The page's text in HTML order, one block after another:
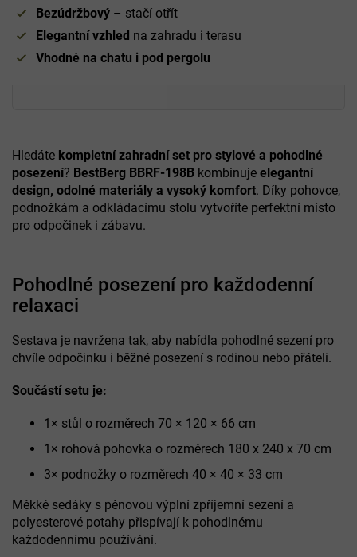
Bezúdržbový – stačí otřít
Elegantní vzhled na zahradu i terasu
Vhodné na chatu i pod pergolu
Hledáte kompletní zahradní set pro stylové a pohodlné
posezení? BestBerg BBRF-198B kombinuje elegantní
design, odolné materiály a vysoký komfort. Díky pohovce,
podnožkám a odkládacímu stolu vytvoříte perfektní místo
pro odpočinek i zábavu.
Pohodlné posezení pro každodenní
relaxaci
Sestava je navržena tak, aby nabídla pohodlné sezení pro
chvíle odpočinku i běžné posezení s rodinou nebo přáteli.
Součástí setu je:
1× stůl o rozměrech 70 × 120 × 66 cm
1× rohová pohovka o rozměrech 180 x 240 x 70 cm
3× podnožky o rozměrech 40 × 40 × 33 cm
Měkké sedáky s pěnovou výplní zpříjemní sezení a
polyesterové potahy přispívají k pohodlnému
každodennímu používání.